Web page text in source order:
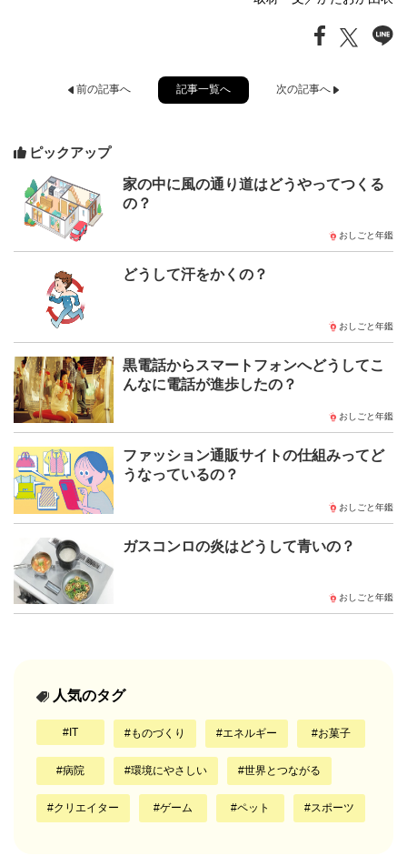
前の記事へ 記事一覧へ 次の記事へ
ピックアップ
家の中に風の通り道はどうやってつくる
の？
おしごと年鑑
どうして汗をかくの？
おしごと年鑑
黒電話からスマートフォンへどうしてこ
んなに電話が進歩したの？
おしごと年鑑
ファッション通販サイトの仕組みってど
うなっているの？
おしごと年鑑
ガスコンロの炎はどうして青いの？
おしごと年鑑
人気のタグ
IT ものづくり エネルギー お菓子
病院 環境にやさしい 世界とつながる
クリエイター ゲーム ペット スポーツ